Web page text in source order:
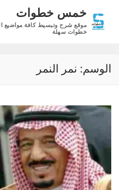
المحتوى
خمس خطوات
موقع شرح وتبسيط كافة مواضيع
خطوات سهلة
الوسم: نمر النمر